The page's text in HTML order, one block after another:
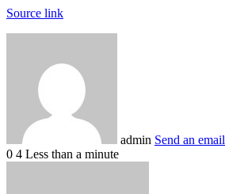
Source link
admin Send an email
0 4 Less than a minute